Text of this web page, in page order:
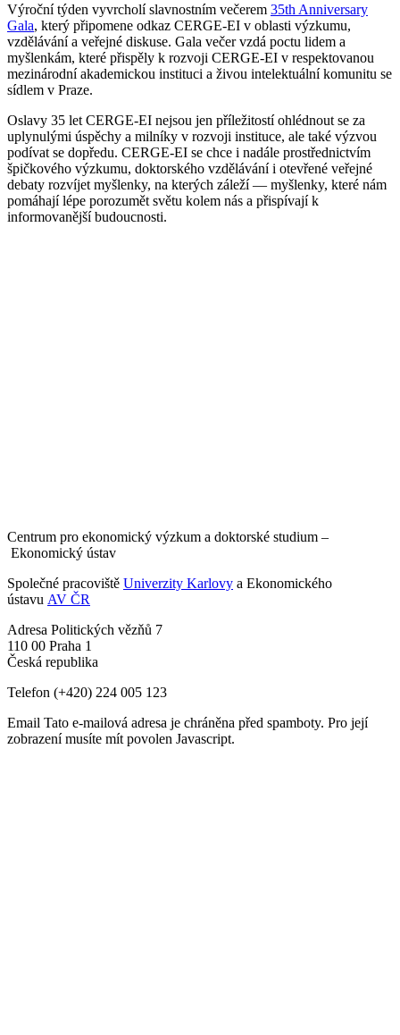
Výroční týden vyvrcholí slavnostním večerem 35th Anniversary
Gala, který připomene odkaz CERGE-EI v oblasti výzkumu,
vzdělávání a veřejné diskuse. Gala večer vzdá poctu lidem a
myšlenkám, které přispěly k rozvoji CERGE-EI v respektovanou
mezinárodní akademickou instituci a živou intelektuální komunitu se
sídlem v Praze.
Oslavy 35 let CERGE-EI nejsou jen příležitostí ohlédnout se za
uplynulými úspěchy a milníky v rozvoji instituce, ale také výzvou
podívat se dopředu. CERGE-EI se chce i nadále prostřednictvím
špičkového výzkumu, doktorského vzdělávání i otevřené veřejné
debaty rozvíjet myšlenky, na kterých záleží — myšlenky, které nám
pomáhají lépe porozumět světu kolem nás a přispívají k
informovanější budoucnosti.
Centrum pro ekonomický výzkum a doktorské studium –
Ekonomický ústav
Společné pracoviště Univerzity Karlovy a Ekonomického
ústavu AV ČR
Adresa Politických vězňů 7
110 00 Praha 1
Česká republika
Telefon (+420) 224 005 123
Email Tato e-mailová adresa je chráněna před spamboty. Pro její
zobrazení musíte mít povolen Javascript.